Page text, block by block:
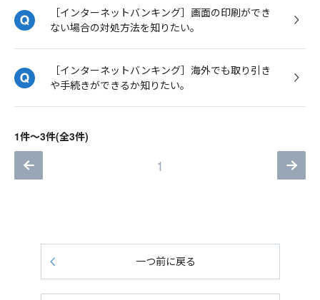
［インターネットバンキング］画面の印刷ができ
ない場合の対処方法を知りたい。
［インターネットバンキング］海外でも取り引き
や手続きができるか知りたい。
1件～3件(全3件)
1
一つ前に戻る